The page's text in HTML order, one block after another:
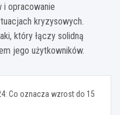
i opracowanie
kryzysowych.
który łączy solidną
jego użytkowników.
Co oznacza wzrost do 15